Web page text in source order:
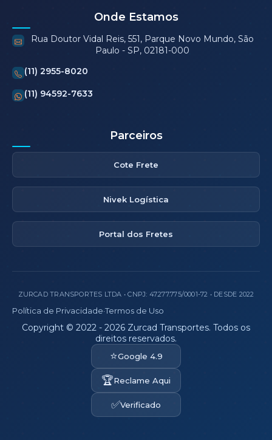
Onde Estamos
Rua Doutor Vidal Reis, 551, Parque Novo Mundo, São
Paulo - SP, 02181-000
(11) 2955-8020
(11) 94592-7633
Parceiros
Cote Frete
Nivek Logística
Portal dos Fretes
ZURCAD TRANSPORTES LTDA • CNPJ: 47.277.775/0001-72 • DESDE 2022
Política de Privacidade·Termos de Uso
Copyright © 2022 - 2026 Zurcad Transportes. Todos os
direitos reservados.
⭐Google 4.9
🏆Reclame Aqui
✅Verificado